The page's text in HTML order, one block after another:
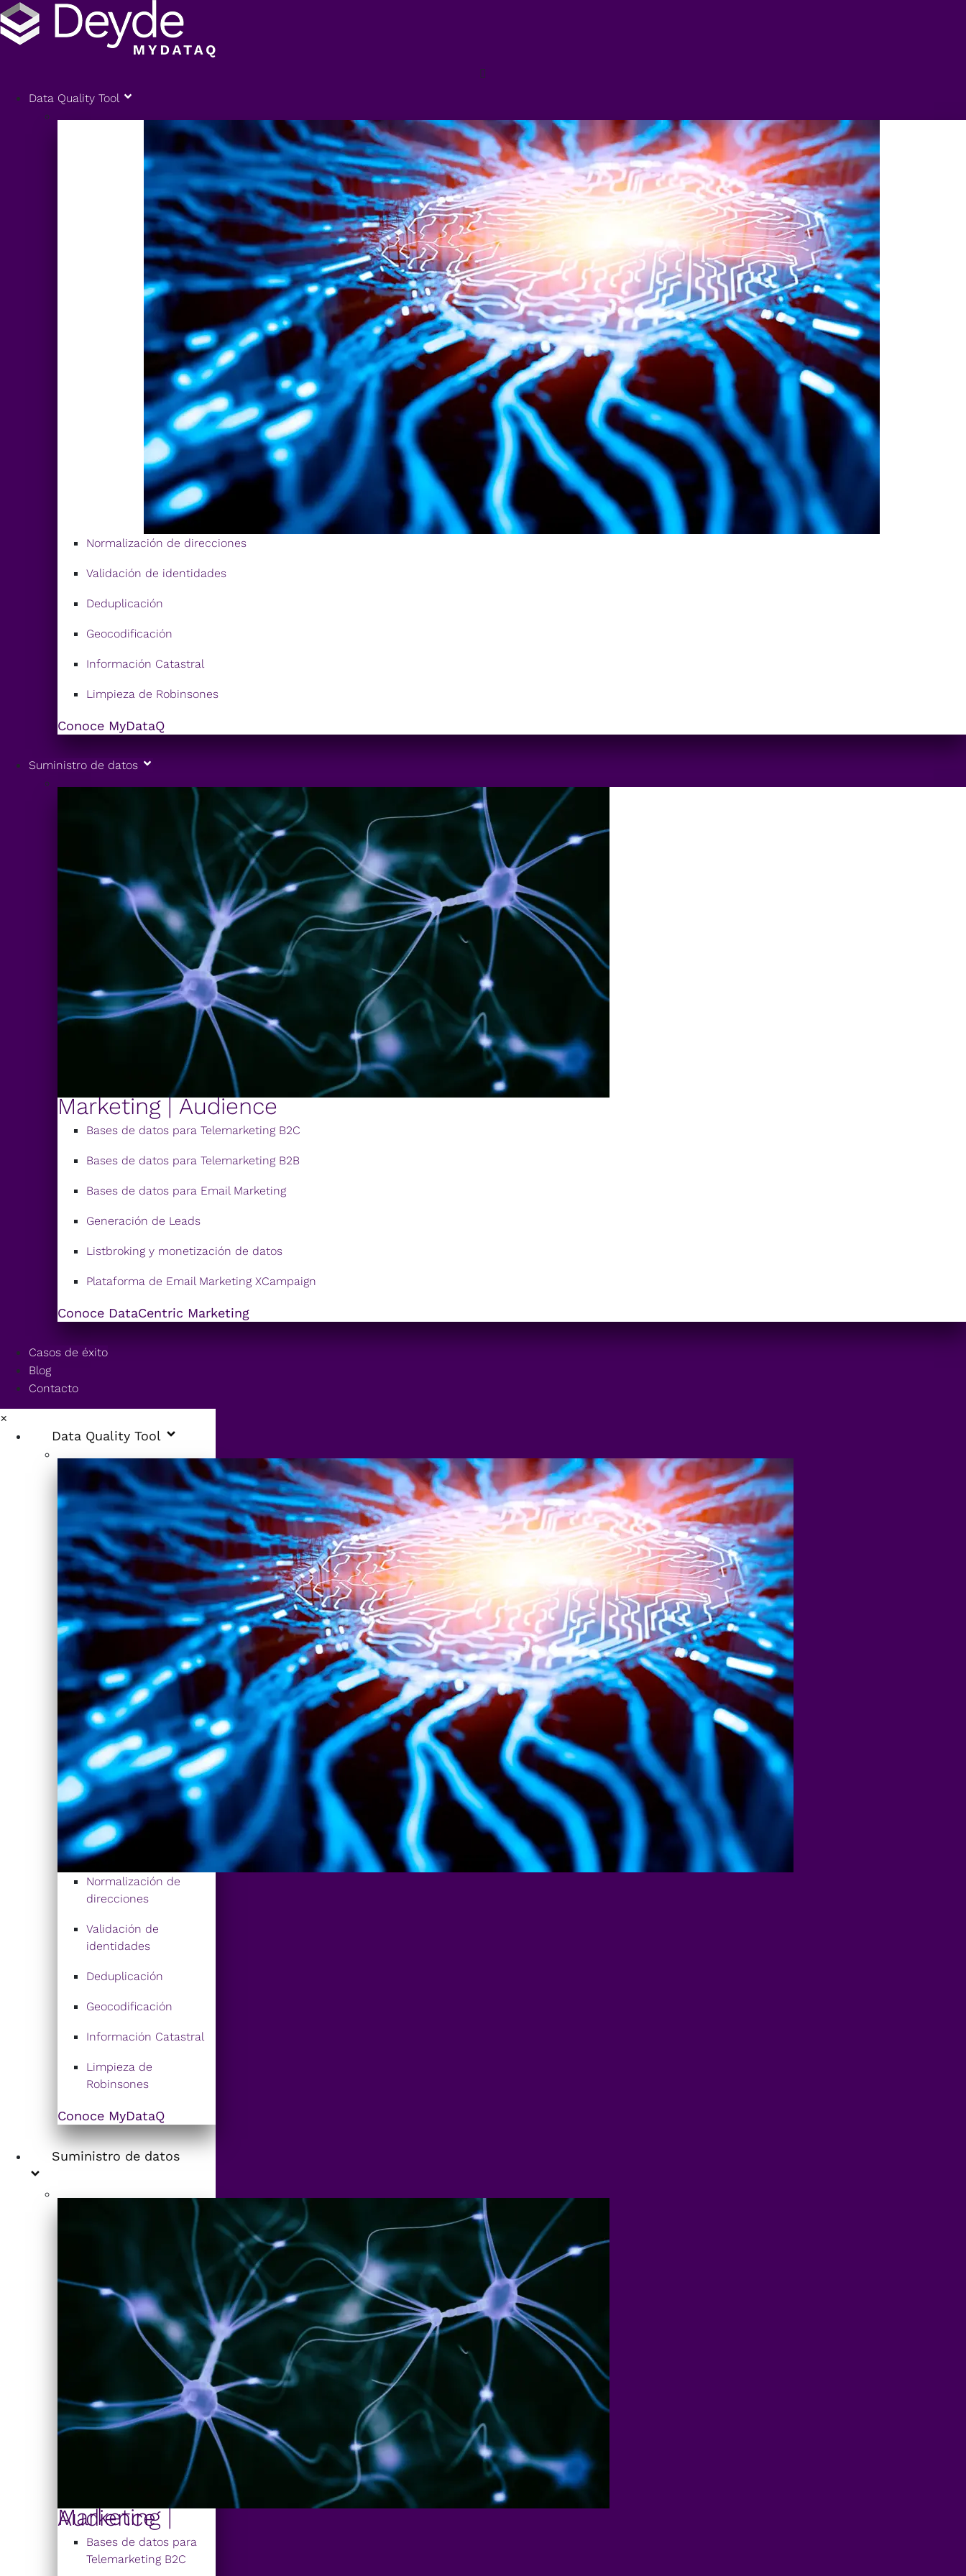
Data Quality Tool
Normalización de direcciones
Validación de identidades
Deduplicación
Geocodificación
Información Catastral
Limpieza de Robinsones
Conoce MyDataQ
Suministro de datos
Marketing | Audience
Bases de datos para Telemarketing B2C
Bases de datos para Telemarketing B2B
Bases de datos para Email Marketing
Generación de Leads
Listbroking y monetización de datos
Plataforma de Email Marketing XCampaign
Conoce DataCentric Marketing
Casos de éxito
Blog
Contacto
×
Data Quality Tool
Normalización de
direcciones
Validación de
identidades
Deduplicación
Geocodificación
Información Catastral
Limpieza de
Robinsones
Conoce MyDataQ
Suministro de datos
Marketing | Audience
Bases de datos para
Telemarketing B2C